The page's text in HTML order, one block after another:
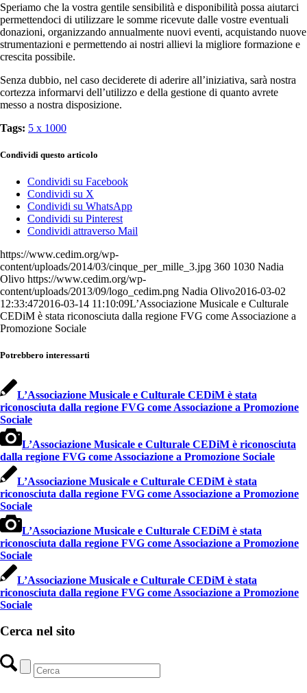
Speriamo che la vostra gentile sensibilità e disponibilità possa aiutarci
permettendoci di utilizzare le somme ricevute dalle vostre eventuali
donazioni, organizzando annualmente nuovi eventi, acquistando nuove
strumentazioni e permettendo ai nostri allievi la migliore formazione e
crescita possibile.
Senza dubbio, nel caso deciderete di aderire all’iniziativa, sarà nostra
cortezza informarvi dell’utilizzo e della gestione di quanto avrete
messo a nostra disposizione.
Tags: 5 x 1000
Condividi questo articolo
Condividi su Facebook
Condividi su X
Condividi su WhatsApp
Condividi su Pinterest
Condividi attraverso Mail
https://www.cedim.org/wp-
content/uploads/2014/03/cinque_per_mille_3.jpg 360 1030 Nadia
Olivo https://www.cedim.org/wp-
content/uploads/2013/09/logo_cedim.png Nadia Olivo2016-03-02
12:33:472016-03-14 11:10:09L’Associazione Musicale e Culturale
CEDiM è stata riconosciuta dalla regione FVG come Associazione a
Promozione Sociale
Potrebbero interessarti
L’Associazione Musicale e Culturale CEDiM è stata
riconosciuta dalla regione FVG come Associazione a Promozione
Sociale
L’Associazione Musicale e Culturale CEDiM è riconosciuta
dalla regione FVG come Associazione a Promozione Sociale
L’Associazione Musicale e Culturale CEDiM è stata
riconosciuta dalla regione FVG come Associazione a Promozione
Sociale
L’Associazione Musicale e Culturale CEDiM è stata
riconosciuta dalla regione FVG come Associazione a Promozione
Sociale
L’Associazione Musicale e Culturale CEDiM è stata
riconosciuta dalla regione FVG come Associazione a Promozione
Sociale
Cerca nel sito